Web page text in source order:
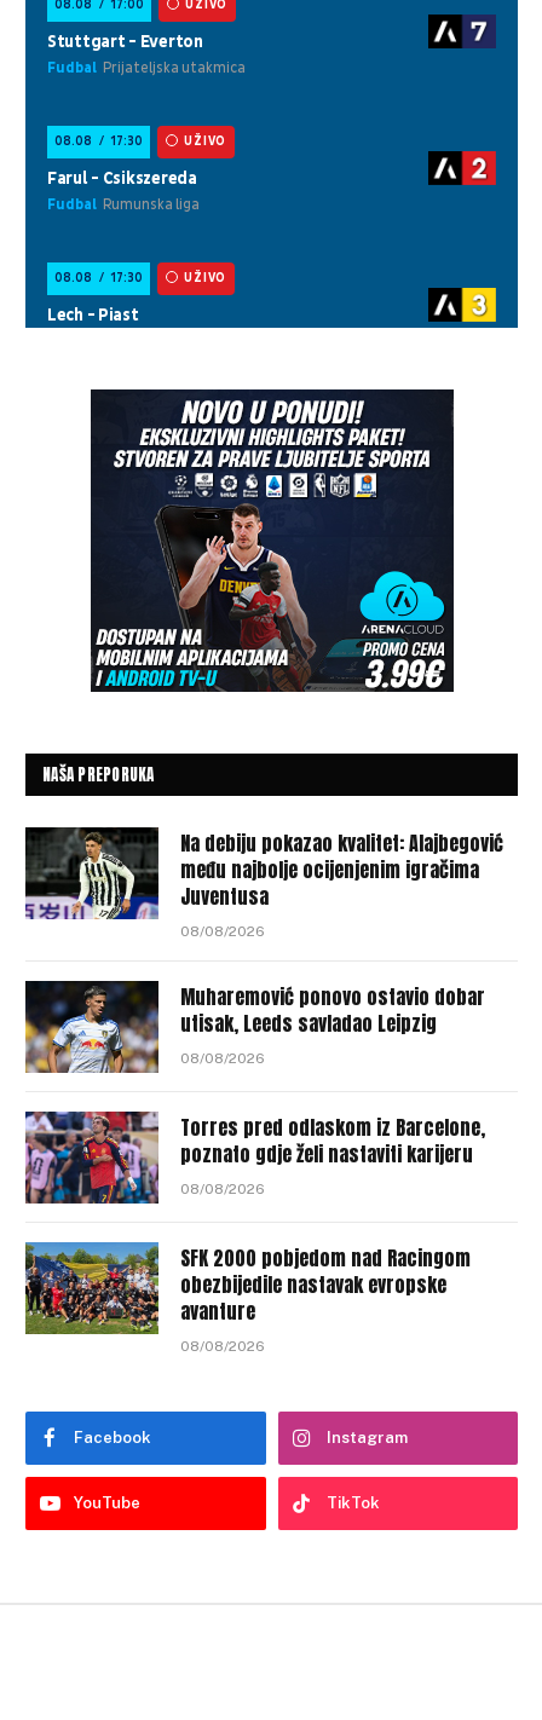
NAŠA PREPORUKA
Na debiju pokazao kvalitet: Alajbegović
među najbolje ocijenjenim igračima
Juventusa
08/08/2026
Muharemović ponovo ostavio dobar
utisak, Leeds savladao Leipzig
08/08/2026
Torres pred odlaskom iz Barcelone,
poznato gdje želi nastaviti karijeru
08/08/2026
SFK 2000 pobjedom nad Racingom
obezbijedile nastavak evropske
avanture
08/08/2026
Facebook Instagram
YouTube TikTok